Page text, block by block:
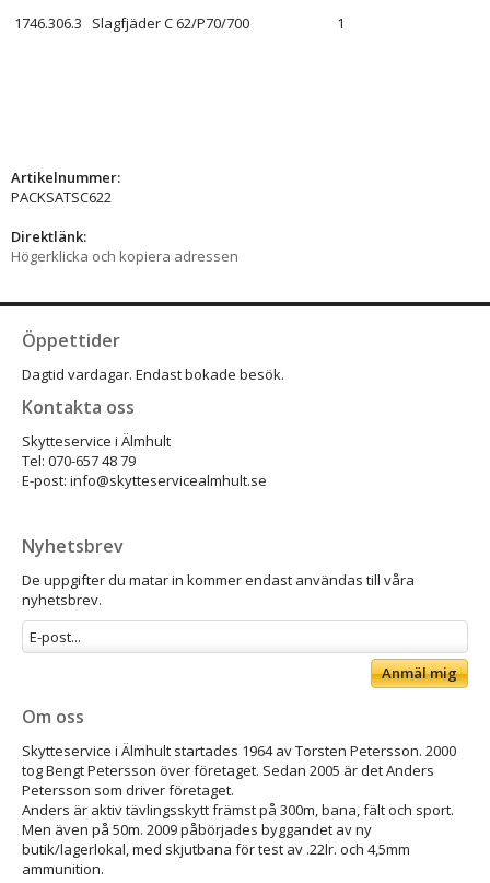
1746.306.3 Slagfjäder C 62/P70/700 1
Artikelnummer:
PACKSATSC622
Direktlänk:
Högerklicka och kopiera adressen
Öppettider
Dagtid vardagar. Endast bokade besök.
Kontakta oss
Skytteservice i Älmhult
Tel: 070-657 48 79
E-post: info@skytteservicealmhult.se
Nyhetsbrev
De uppgifter du matar in kommer endast användas till våra
nyhetsbrev.
Anmäl mig
Om oss
Skytteservice i Älmhult startades 1964 av Torsten Petersson. 2000
tog Bengt Petersson över företaget. Sedan 2005 är det Anders
Petersson som driver företaget.
Anders är aktiv tävlingsskytt främst på 300m, bana, fält och sport.
Men även på 50m. 2009 påbörjades byggandet av ny
butik/lagerlokal, med skjutbana för test av .22lr. och 4,5mm
ammunition.